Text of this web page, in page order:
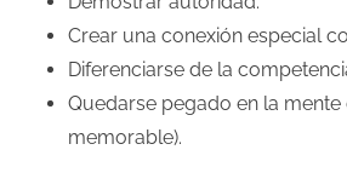
Crear una conexión especial
Diferenciarse de la
Quedarse pegado en la mente
memorable).